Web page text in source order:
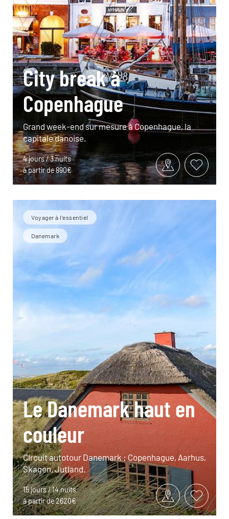
City break à
Copenhague
Grand week-end sur mesure à Copenhague, la
capitale danoise.
4 jours / 3 nuits
à partir de 890€
Voyager à l’essentiel
Danemark
Le Danemark haut en
couleur
Circuit autotour Danemark : Copenhague, Aarhus,
Skagen, Jutland.
15 jours / 14 nuits
à partir de 2620€